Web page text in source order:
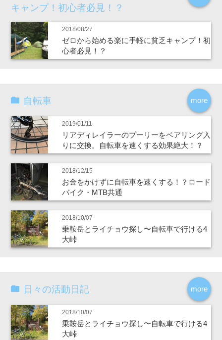
キャンプ！初心者必見！？
2018/08/27
ゼロから始める楽に手軽に貧乏キャンプ！初
心者必見！？
more
自転車
2019/01/11
リアディレイラーのプーリーをベアリング入
りに交換。自転車を速くする効果絶大！？
2018/12/15
お金をかけずに自転車を速くする！？ロード
バイク・MTB共通
2018/10/07
乗鞍岳とライチョウ探し〜自転車で行ける4
大峠
more
日々の活動日記
2018/10/07
乗鞍岳とライチョウ探し〜自転車で行ける4
大峠